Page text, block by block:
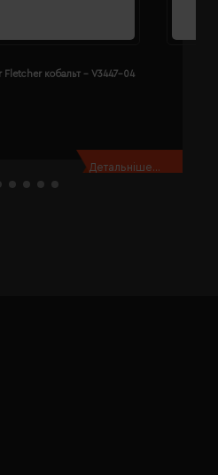
Fletcher кобальт - V3447-04
Детальніше...